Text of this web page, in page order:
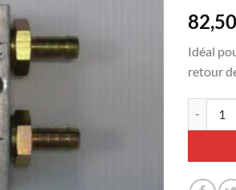
82,50
Idéal
retour